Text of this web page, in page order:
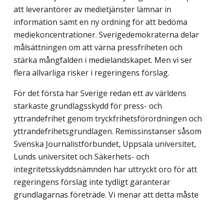
att leverantörer av medietjänster lämnar in
information samt en ny ordning för att bedöma
mediekoncentra­tioner. Sverigedemokraterna delar
målsättningen om att värna pressfriheten och
stärka mångfalden i medielandskapet. Men vi ser
flera allvarliga risker i regeringens förslag.
För det första har Sverige redan ett av världens
starkaste grundlagsskydd för press- och
yttrandefrihet genom tryckfrihetsförordningen och
yttrandefrihetsgrundlagen. Remissinstanser såsom
Svenska Journalistförbundet, Uppsala universitet,
Lunds universitet och Säkerhets- och
integritetsskyddsnämnden har uttryckt oro för att
regeringens förslag inte tydligt garanterar
grundlagarnas företräde. Vi menar att detta måste